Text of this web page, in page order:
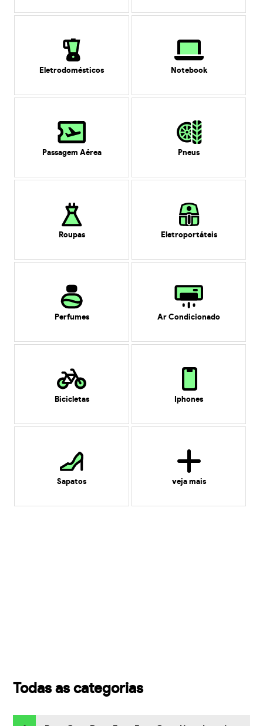
Eletrodomésticos Notebook
Passagem Aérea Pneus
Roupas Eletroportáteis
Perfumes Ar Condicionado
Bicicletas Iphones
Sapatos veja mais
Todas as categorias